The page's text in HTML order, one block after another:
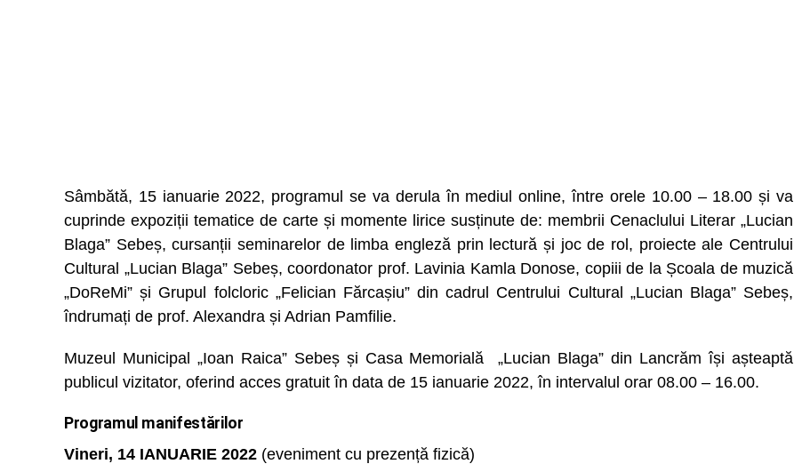
Sâmbătă, 15 ianuarie 2022, programul se va derula în mediul online, între orele 10.00 – 18.00 și va
cuprinde expoziții tematice de carte și momente lirice susținute de: membrii Cenaclului Literar „Lucian
Blaga” Sebeș, cursanții seminarelor de limba engleză prin lectură și joc de rol, proiecte ale Centrului
Cultural „Lucian Blaga” Sebeș, coordonator prof. Lavinia Kamla Donose, copiii de la Școala de muzică
„DoReMi” și Grupul folcloric „Felician Fărcașiu” din cadrul Centrului Cultural „Lucian Blaga” Sebeș,
îndrumați de prof. Alexandra și Adrian Pamfilie.
Muzeul Municipal „Ioan Raica” Sebeș și Casa Memorială „Lucian Blaga” din Lancrăm își așteaptă
publicul vizitator, oferind acces gratuit în data de 15 ianuarie 2022, în intervalul orar 08.00 – 16.00.
Programul manifestărilor
Vineri, 14 IANUARIE 2022 (eveniment cu prezență fizică)